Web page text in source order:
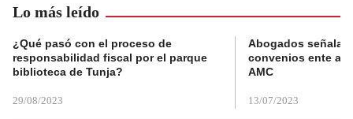
Lo más leído
¿Qué pasó con el proceso de
responsabilidad fiscal por el parque
biblioteca de Tunja?
29/08/2023
Abogados
convenios ente
AMC
13/07/2023